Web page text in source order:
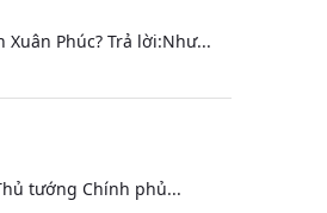
Phúc? Trả lời:Như...
tướng Chính phủ...